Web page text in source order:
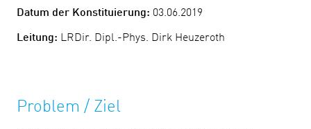
Datum der Konstituierung: 03.06.2019
Leitung: LRDir. Dipl.-Phys. Dirk Heuzeroth
Problem / Ziel